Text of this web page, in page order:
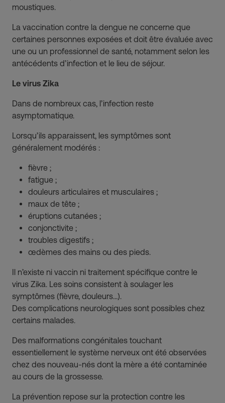
moustiques.
La vaccination contre la dengue ne concerne que
certaines personnes exposées et doit être évaluée avec
une ou un professionnel de santé, notamment selon les
antécédents d’infection et le lieu de séjour.
Le virus Zika
Dans de nombreux cas, l’infection reste
asymptomatique.
Lorsqu’ils apparaissent, les symptômes sont
généralement modérés :
fièvre ;
fatigue ;
douleurs articulaires et musculaires ;
maux de tête ;
éruptions cutanées ;
conjonctivite ;
troubles digestifs ;
œdèmes des mains ou des pieds.
Il n’existe ni vaccin ni traitement spécifique contre le
virus Zika. Les soins consistent à soulager les
symptômes (fièvre, douleurs…).
Des complications neurologiques sont possibles chez
certains malades.
Des malformations congénitales touchant
essentiellement le système nerveux ont été observées
chez des nouveau-nés dont la mère a été contaminée
au cours de la grossesse.
La prévention repose sur la protection contre les